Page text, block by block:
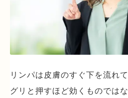
リンパは皮膚のすぐ下を流れ
グリと押すほど効くものでは